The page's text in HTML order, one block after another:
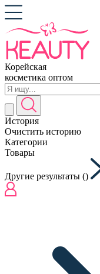
Корейская
косметика оптом
История
Очистить историю
Категории
Товары
Другие результаты ()